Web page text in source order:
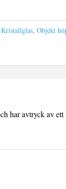
Kristallglas,Objekt
har avtryck av ett